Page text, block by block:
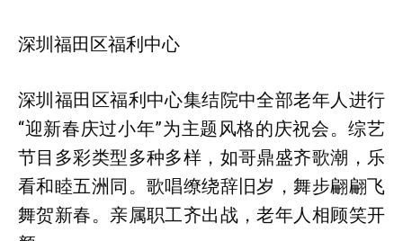
深圳福田区福利中心
深圳福田区福利中心集结院中全部老年人进行
“迎新春庆过小年”为主题风格的庆祝会。综艺
节目多彩类型多种多样，如哥鼎盛齐歌潮，乐
看和睦五洲同。歌唱缭绕辞旧岁，舞步翩翩飞
舞贺新春。亲属职工齐出战，老年人相顾笑开